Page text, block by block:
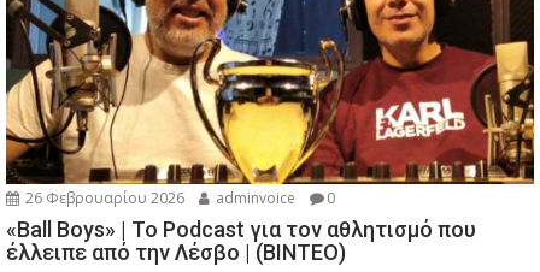
26 Φεβρουαρίου 2026 adminvoice 0
«Ball Boys» | Το Podcast για τον αθλητισμό που
έλλειπε από την Λέσβο | (ΒΙΝΤΕΟ)